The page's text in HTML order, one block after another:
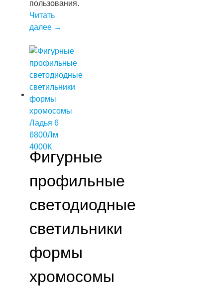
пользования.
Читать
далее →
Фигурные
профильные
светодиодные
светильники
формы
хромосомы